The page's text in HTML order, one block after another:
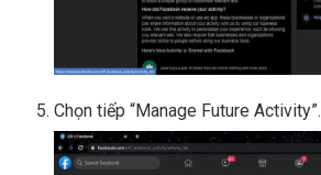
Chọn tiếp “Manage Future Activity”.